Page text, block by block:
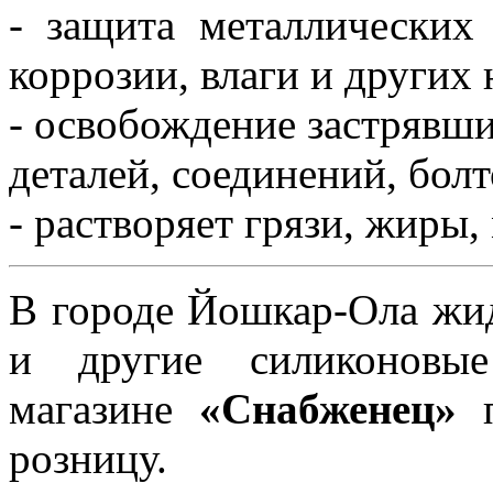
- защита
коррозии, влаги и
- освобождение
деталей, соединений,
- растворяет грязи, жиры,
В городе Йошкар-Ола
и другие
магазине «Снабженец»
розницу.